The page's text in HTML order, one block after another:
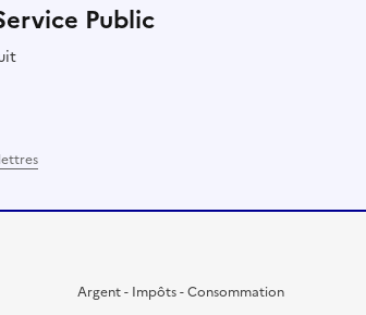
Public
Argent - Impôts - Consommation